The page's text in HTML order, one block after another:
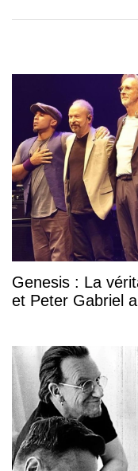
Genesis : La
et Peter Gabriel